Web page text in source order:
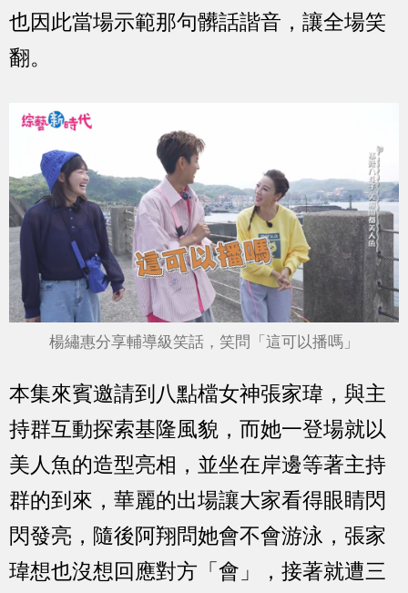
也因此當場示範那句髒話諧音，讓全場笑
翻。
楊繡惠分享輔導級笑話，笑問「這可以播嗎」
本集來賓邀請到八點檔女神張家瑋，與主
持群互動探索基隆風貌，而她一登場就以
美人魚的造型亮相，並坐在岸邊等著主持
群的到來，華麗的出場讓大家看得眼睛閃
閃發亮，隨後阿翔問她會不會游泳，張家
瑋想也沒想回應對方「會」，接著就遭三